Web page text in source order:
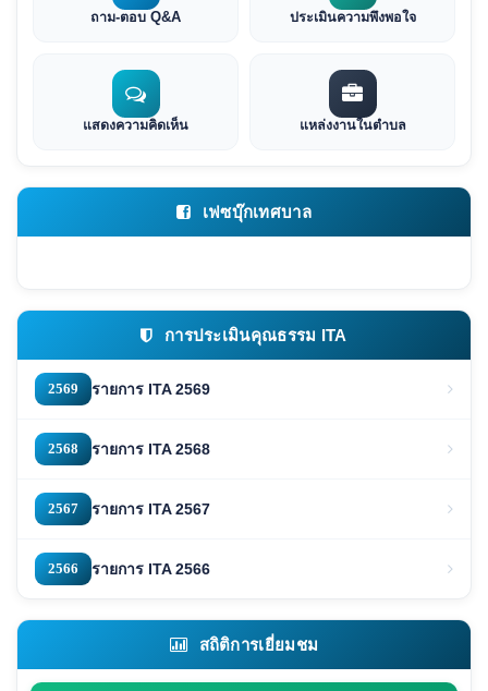
ถาม-ตอบ Q&A ประเมินความพึงพอใจ
แสดงความคิดเห็น แหล่งงานในตำบล
เฟซบุ๊กเทศบาล
การประเมินคุณธรรม ITA
2569 รายการ ITA 2569
2568 รายการ ITA 2568
2567 รายการ ITA 2567
2566 รายการ ITA 2566
สถิติการเยี่ยมชม